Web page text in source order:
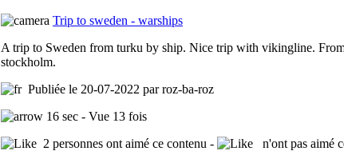
Trip to sweden - warships
A trip to Sweden from turku by ship. Nice trip with vikingline.
stockholm.
Publiée le 20-07-2022 par roz-ba-roz
16 sec - Vue 13 fois
2 personnes ont aimé ce contenu -
n'ont pas aimé